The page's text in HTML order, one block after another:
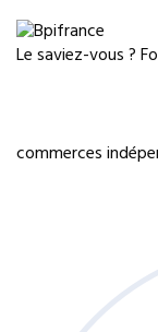
Le saviez-vous ?
commerces